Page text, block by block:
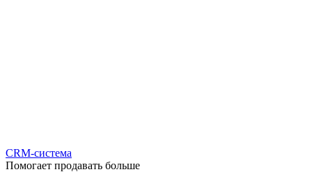
CRM-система
Помогает продавать больше